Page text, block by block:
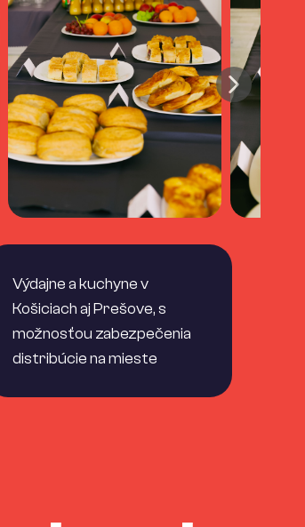
Výdajne a kuchyne v
Košiciach aj Prešove, s
možnosťou zabezpečenia
distribúcie na mieste